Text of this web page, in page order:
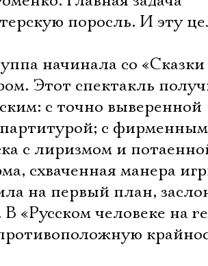
поросль. И эту
начинала со «Сказки
Этот спектакль
с точно выверенной
партитурой; с
с лиризмом и
схваченная манера
на первый план,
«Русском человеке на